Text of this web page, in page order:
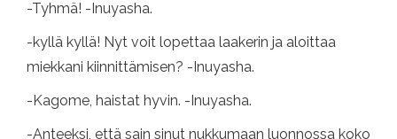
-Tyhmä! -Inuyasha.
-kyllä ​​kyllä! Nyt voit lopettaa laakerin ja aloittaa
miekkani kiinnittämisen? -Inuyasha.
-Kagome, haistat hyvin. -Inuyasha.
-Anteeksi, että sain sinut nukkumaan luonnossa koko